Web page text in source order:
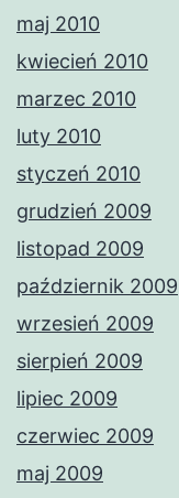
maj 2010
kwiecień 2010
marzec 2010
luty 2010
styczeń 2010
grudzień 2009
listopad 2009
październik 2009
wrzesień 2009
sierpień 2009
lipiec 2009
czerwiec 2009
maj 2009